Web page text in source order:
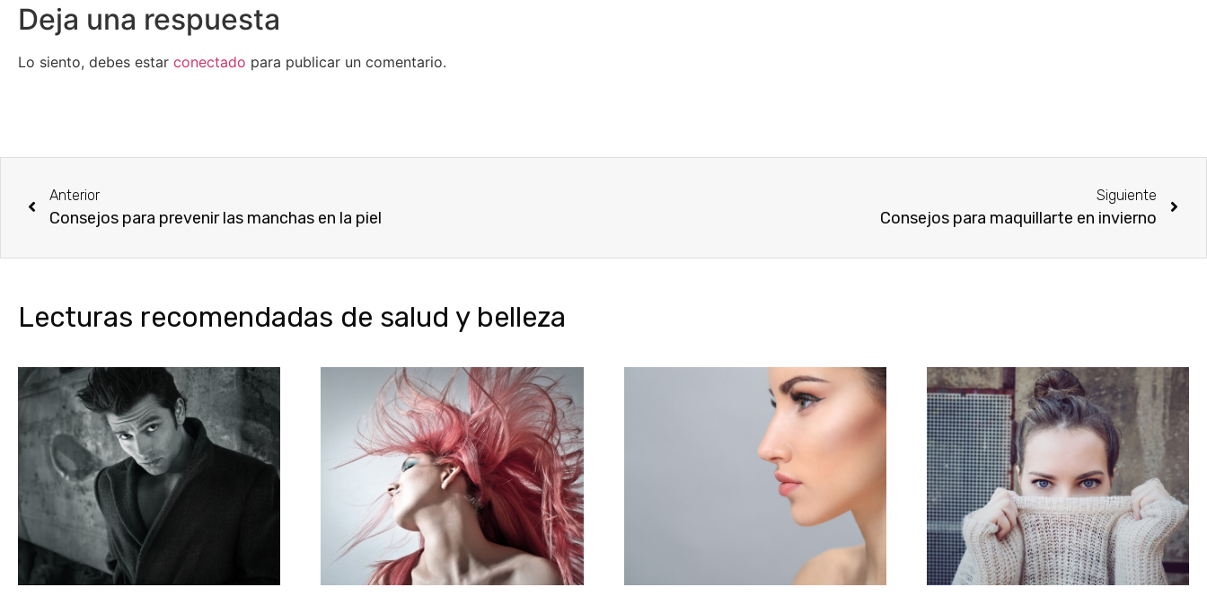
Deja una respuesta
Lo siento, debes estar conectado para publicar un comentario.
Anterior
Consejos para prevenir las manchas en la piel
Siguiente
Consejos para maquillarte en invierno
Lecturas recomendadas de salud y belleza